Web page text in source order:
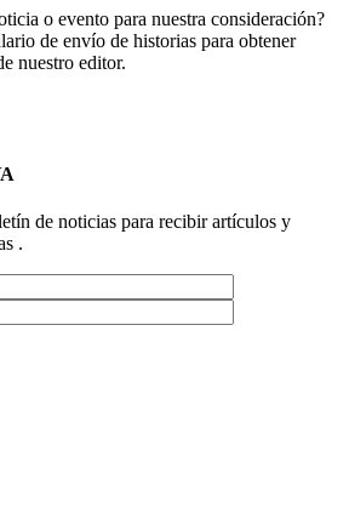
o evento para nuestra consideración?
de envío de historias para obtener
nuestro editor.
de noticias para recibir artículos y
.